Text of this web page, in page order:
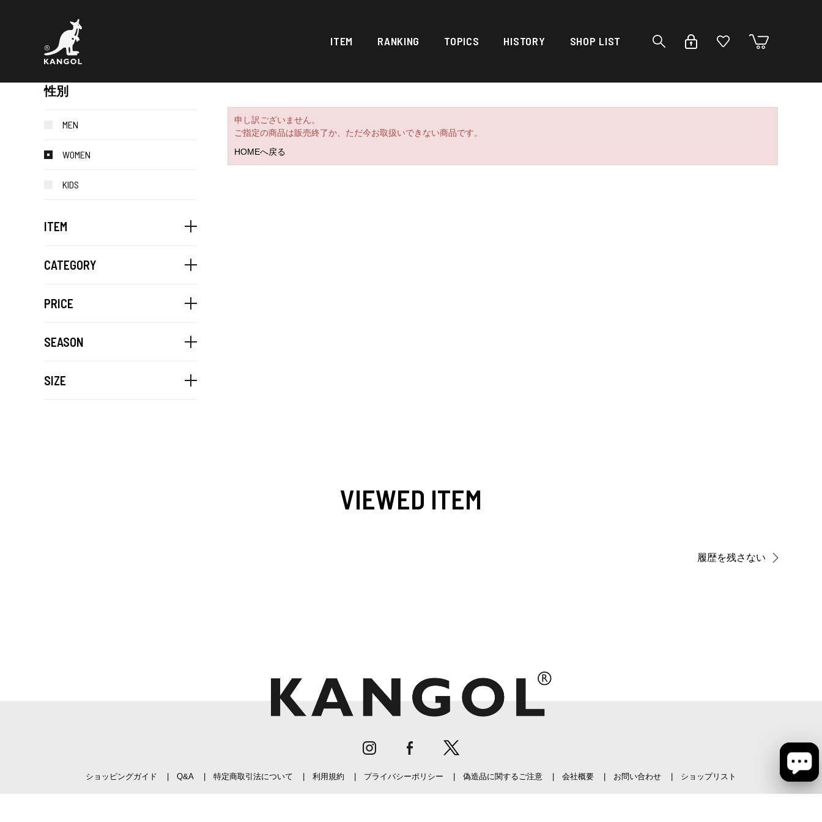
ITEM RANKING TOPICS HISTORY SHOP LIST
性別
MEN
WOMEN
KIDS
ITEM
CATEGORY
PRICE
SEASON
SIZE
申し訳ございません。
ご指定の商品は販売終了か、ただ今お取扱いできない商品です。
HOMEへ戻る
VIEWED ITEM
履歴を残さない
ショッピングガイド Q&A 特定商取引法について 利用規約 プライバシーポリシー 偽造品に関するご注意 会社概要 お問い合わせ ショップリスト